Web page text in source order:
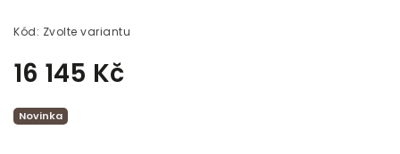
Kód: Zvolte variantu
16 145 Kč
Novinka